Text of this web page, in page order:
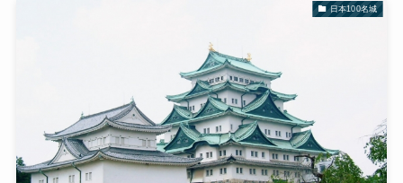
日本100名城